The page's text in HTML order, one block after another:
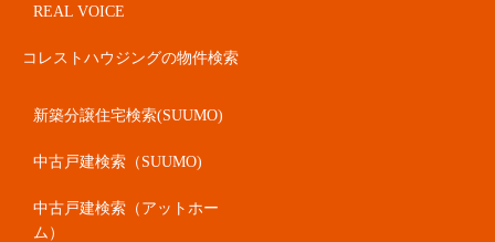
REAL VOICE
コレストハウジングの物件検索
新築分譲住宅検索(SUUMO)
中古戸建検索（SUUMO)
中古戸建検索（アットホー
ム）